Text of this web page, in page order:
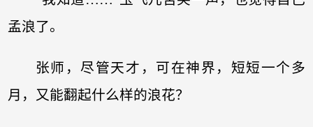
孟浪了。
张师，尽管天才，可在神界，短短一个多
月，又能翻起什么样的浪花？